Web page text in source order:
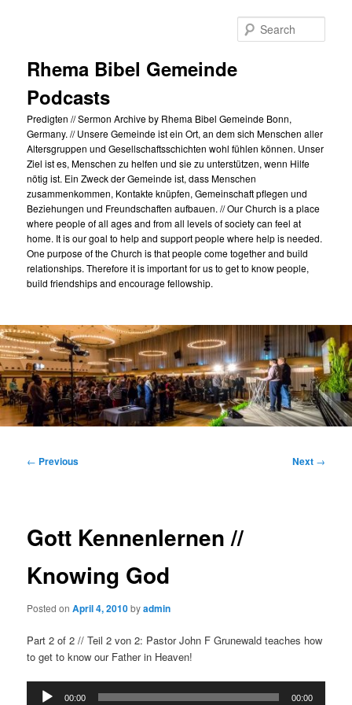
Rhema Bibel Gemeinde
Podcasts
Predigten // Sermon Archive by Rhema Bibel Gemeinde Bonn,
Germany. // Unsere Gemeinde ist ein Ort, an dem sich Menschen aller
Altersgruppen und Gesellschaftsschichten wohl fühlen können. Unser
Ziel ist es, Menschen zu helfen und sie zu unterstützen, wenn Hilfe
nötig ist. Ein Zweck der Gemeinde ist, dass Menschen
zusammenkommen, Kontakte knüpfen, Gemeinschaft pflegen und
Beziehungen und Freundschaften aufbauen. // Our Church is a place
where people of all ages and from all levels of society can feel at
home. It is our goal to help and support people where help is needed.
One purpose of the Church is that people come together and build
relationships. Therefore it is important for us to get to know people,
build friendships and encourage fellowship.
Post
← Previous Next →
Gott Kennenlernen //
Knowing God
Posted onApril 4, 2010byadmin
Part 2 of 2 // Teil 2 von 2: Pastor John F Grunewald teaches how
to get to know our Father in Heaven!
Audio
00:00 00:00